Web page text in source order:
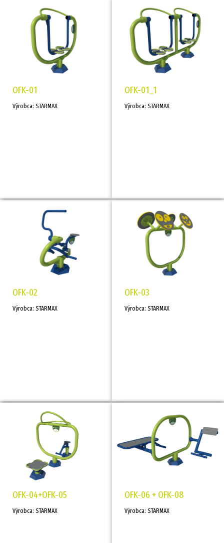
OFK-01
Výrobca: STARMAX
OFK-01_1
Výrobca: STARMAX
OFK-02
Výrobca: STARMAX
OFK-03
Výrobca: STARMAX
OFK-04+OFK-05
Výrobca: STARMAX
OFK-06 + OFK-08
Výrobca: STARMAX